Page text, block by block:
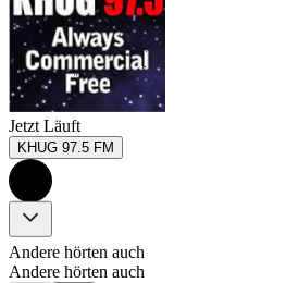
Jetzt Läuft
KHUG 97.5 FM
Andere hörten auch
Andere hörten auch